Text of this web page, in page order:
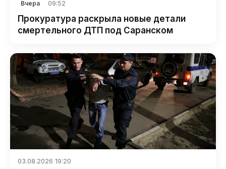
Вчера 09:52
Прокуратура раскрыла новые детали
смертельного ДТП под Саранском
03.08.2026 19:20